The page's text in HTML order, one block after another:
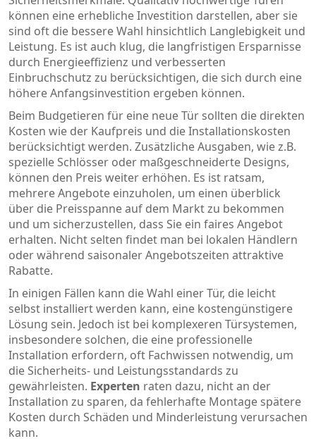
können eine erhebliche Investition darstellen, aber sie
sind oft die bessere Wahl hinsichtlich Langlebigkeit und
Leistung. Es ist auch klug, die langfristigen Ersparnisse
durch Energieeffizienz und verbesserten
Einbruchschutz zu berücksichtigen, die sich durch eine
höhere Anfangsinvestition ergeben können.
Beim Budgetieren für eine neue Tür sollten die direkten
Kosten wie der Kaufpreis und die Installationskosten
berücksichtigt werden. Zusätzliche Ausgaben, wie z.B.
spezielle Schlösser oder maßgeschneiderte Designs,
können den Preis weiter erhöhen. Es ist ratsam,
mehrere Angebote einzuholen, um einen überblick
über die Preisspanne auf dem Markt zu bekommen
und um sicherzustellen, dass Sie ein faires Angebot
erhalten. Nicht selten findet man bei lokalen Händlern
oder während saisonaler Angebotszeiten attraktive
Rabatte.
In einigen Fällen kann die Wahl einer Tür, die leicht
selbst installiert werden kann, eine kostengünstigere
Lösung sein. Jedoch ist bei komplexeren Türsystemen,
insbesondere solchen, die eine professionelle
Installation erfordern, oft Fachwissen notwendig, um
die Sicherheits- und Leistungsstandards zu
gewährleisten. Experten raten dazu, nicht an der
Installation zu sparen, da fehlerhafte Montage spätere
Kosten durch Schäden und Minderleistung verursachen
kann.